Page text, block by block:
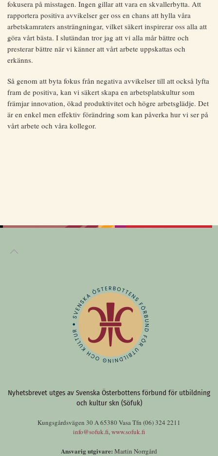
fokusera på misstagen. Ingen gillar att vara en skvallerbytta. Att
rapportera positiva avvikelser ger oss en chans att hylla våra
arbetskamraters ansträngningar, vilket säkert inspirerar oss alla att
göra vårt bästa. I slutändan tror jag att vi alla mår bättre och
presterar bättre när vi känner att vårt arbete uppskattas och
erkänns.
Så genom att byta fokus från negativa avvikelser till att också lyfta
fram de positiva, kan vi säkert skapa en arbetsplatskultur som
främjar innovation, ökad produktivitet och högre arbetsglädje. Det
är en enkel men effektiv förändring som kan påverka hur vi ser på
vårt arbete och våra kollegor.
Nyhetsbrevet utges av Svenska Österbottens förbund för utbildning
och kultur skn (Söfuk)
Kungsgårdsvägen 30 A 65380 Vasa Tfn (06) 324 2211
info@sofuk.fi,www.sofuk.fi
Ansvarig utgivare: Martin Norrgård